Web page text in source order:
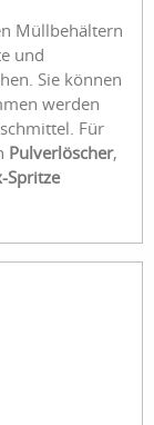
Müllbehältern
und
Sie können
werden
Für
Pulverlöscher,
Spritze